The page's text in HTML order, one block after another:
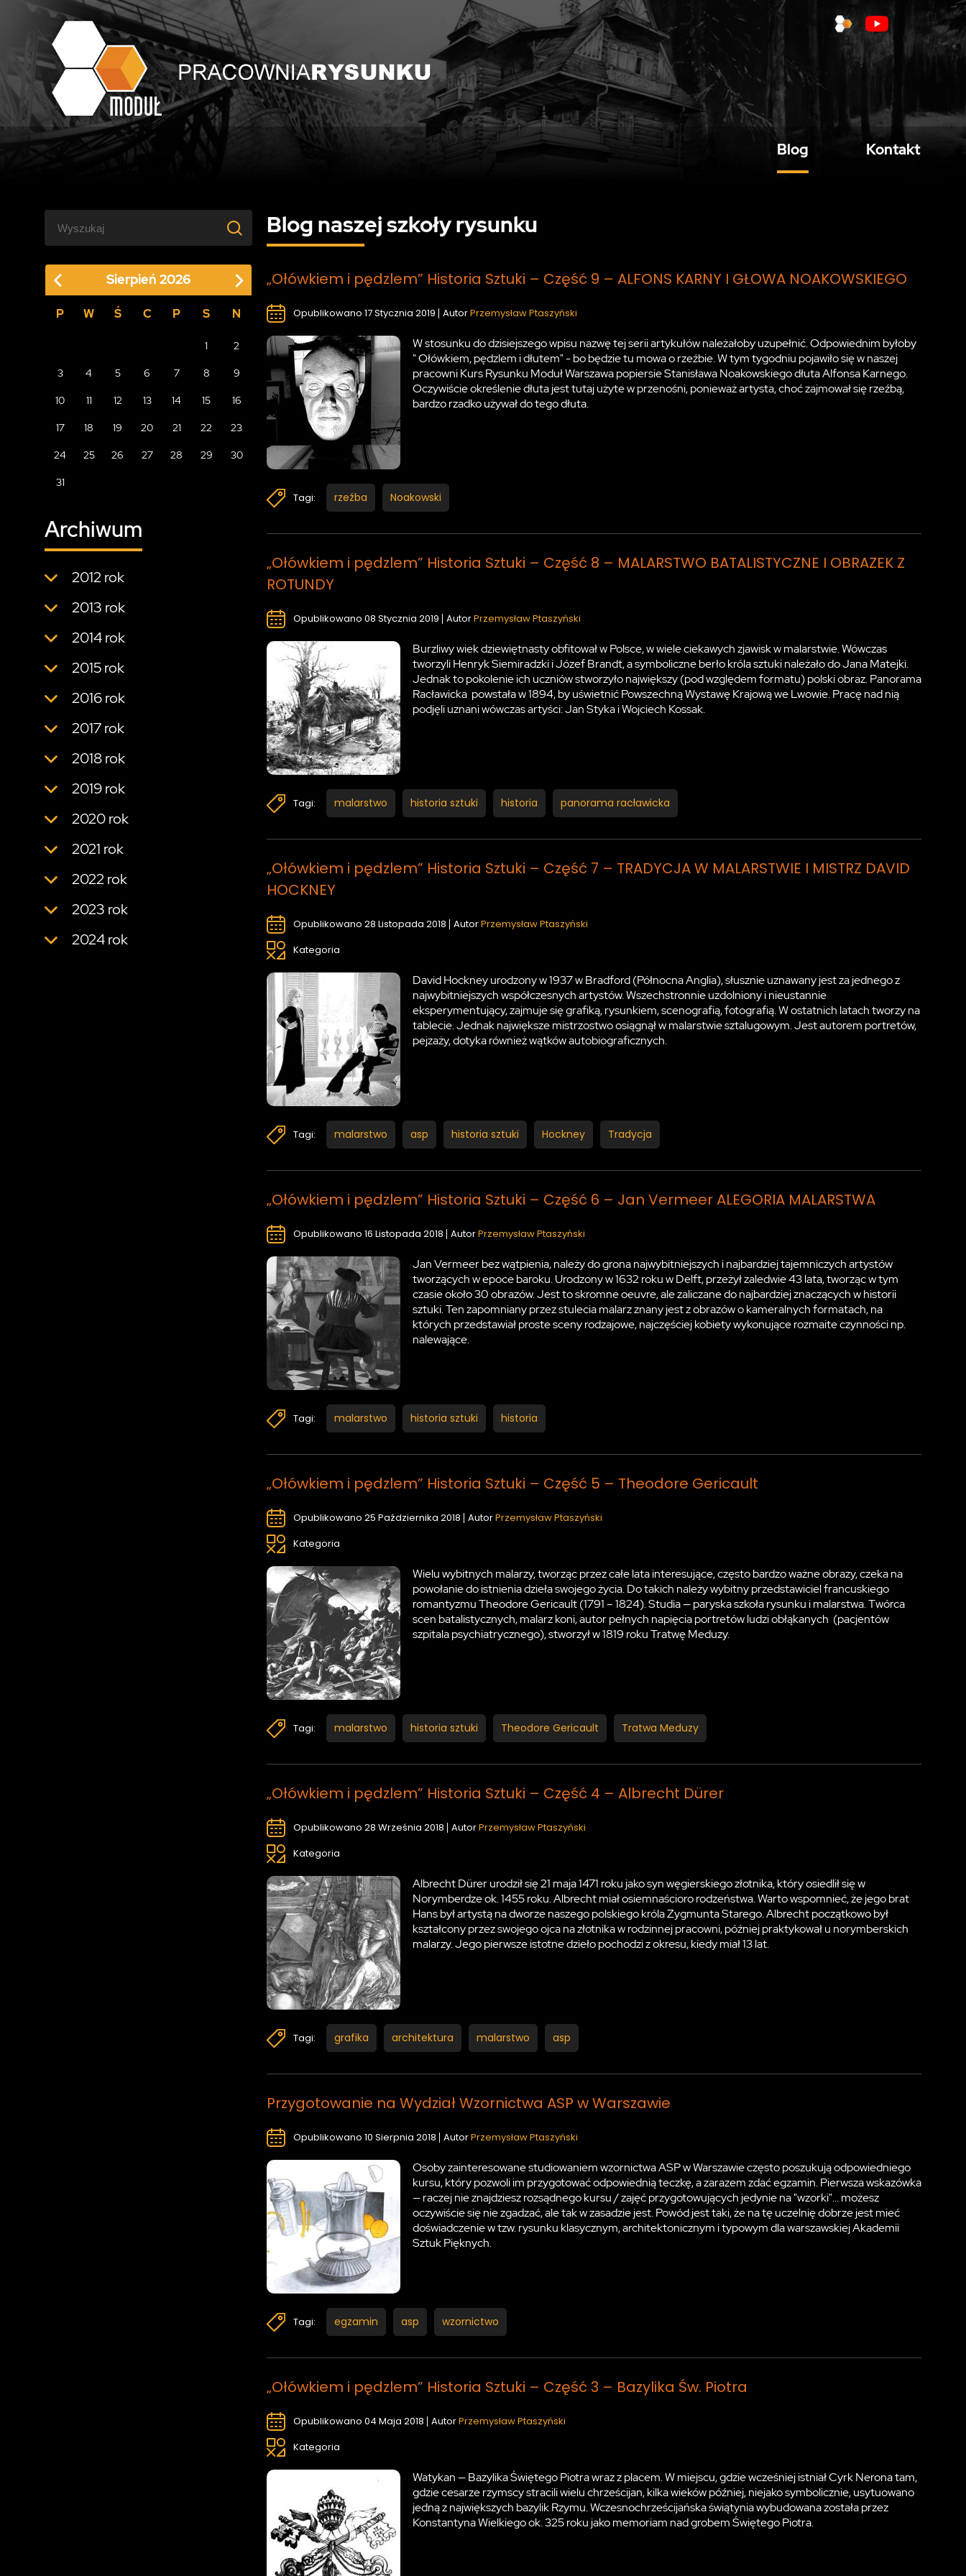
Blog Kontakt
Blog naszej szkoły rysunku
„Ołówkiem i pędzlem” Historia Sztuki – Część 9 – ALFONS KARNY I GŁOWA NOAKOWSKIEGO
Opublikowano 17 Stycznia 2019 AutorPrzemysław Ptaszyński
W stosunku do dzisiejszego wpisu nazwę tej serii artykułów należałoby uzupełnić. Odpowiednim byłoby
" Ołówkiem, pędzlem i dłutem" - bo będzie tu mowa o rzeźbie. W tym tygodniu pojawiło się w naszej
pracowni Kurs Rysunku Moduł Warszawa popiersie Stanisława Noakowskiego dłuta Alfonsa Karnego.
Oczywiście określenie dłuta jest tutaj użyte w przenośni, ponieważ artysta, choć zajmował się rzeźbą,
bardzo rzadko używał do tego dłuta.
Tagi: rzeźba Noakowski
„Ołówkiem i pędzlem” Historia Sztuki – Część 8 – MALARSTWO BATALISTYCZNE I OBRAZEK Z
ROTUNDY
Opublikowano 08 Stycznia 2019 AutorPrzemysław Ptaszyński
Burzliwy wiek dziewiętnasty obfitował w Polsce, w wiele ciekawych zjawisk w malarstwie. Wówczas
tworzyli Henryk Siemiradzki i Józef Brandt, a symboliczne berło króla sztuki należało do Jana Matejki.
Jednak to pokolenie ich uczniów stworzyło największy (pod względem formatu) polski obraz. Panorama
Racławicka powstała w 1894, by uświetnić Powszechną Wystawę Krajową we Lwowie. Pracę nad nią
podjęli uznani wówczas artyści: Jan Styka i Wojciech Kossak.
Tagi: malarstwo historia sztuki historia panorama racławicka
„Ołówkiem i pędzlem” Historia Sztuki – Część 7 – TRADYCJA W MALARSTWIE I MISTRZ DAVID
HOCKNEY
Opublikowano 28 Listopada 2018 AutorPrzemysław Ptaszyński
Kategoria
David Hockney urodzony w 1937 w Bradford (Północna Anglia), słusznie uznawany jest za jednego z
najwybitniejszych współczesnych artystów. Wszechstronnie uzdolniony i nieustannie
eksperymentujący, zajmuje się grafiką, rysunkiem, scenografią, fotografią. W ostatnich latach tworzy na
tablecie. Jednak największe mistrzostwo osiągnął w malarstwie sztalugowym. Jest autorem portretów,
pejzaży, dotyka również wątków autobiograficznych.
Tagi: malarstwo asp historia sztuki Hockney Tradycja
„Ołówkiem i pędzlem” Historia Sztuki – Część 6 – Jan Vermeer ALEGORIA MALARSTWA
Opublikowano 16 Listopada 2018 AutorPrzemysław Ptaszyński
Jan Vermeer bez wątpienia, należy do grona najwybitniejszych i najbardziej tajemniczych artystów
tworzących w epoce baroku. Urodzony w 1632 roku w Delft, przeżył zaledwie 43 lata, tworząc w tym
czasie około 30 obrazów. Jest to skromne oeuvre, ale zaliczane do najbardziej znaczących w historii
sztuki. Ten zapomniany przez stulecia malarz znany jest z obrazów o kameralnych formatach, na
których przedstawiał proste sceny rodzajowe, najczęściej kobiety wykonujące rozmaite czynności np.
nalewające.
Tagi: malarstwo historia sztuki historia
„Ołówkiem i pędzlem” Historia Sztuki – Część 5 – Theodore Gericault
Opublikowano 25 Października 2018 AutorPrzemysław Ptaszyński
Kategoria
Wielu wybitnych malarzy, tworząc przez całe lata interesujące, często bardzo ważne obrazy, czeka na
powołanie do istnienia dzieła swojego życia. Do takich należy wybitny przedstawiciel francuskiego
romantyzmu Theodore Gericault (1791 – 1824). Studia — paryska szkoła rysunku i malarstwa. Twórca
scen batalistycznych, malarz koni, autor pełnych napięcia portretów ludzi obłąkanych (pacjentów
szpitala psychiatrycznego), stworzył w 1819 roku Tratwę Meduzy.
Tagi: malarstwo historia sztuki Theodore Gericault Tratwa Meduzy
„Ołówkiem i pędzlem” Historia Sztuki – Część 4 – Albrecht Dürer
Opublikowano 28 Września 2018 AutorPrzemysław Ptaszyński
Kategoria
Albrecht Dürer urodził się 21 maja 1471 roku jako syn węgierskiego złotnika, który osiedlił się w
Norymberdze ok. 1455 roku. Albrecht miał osiemnaścioro rodzeństwa. Warto wspomnieć, że jego brat
Hans był artystą na dworze naszego polskiego króla Zygmunta Starego. Albrecht początkowo był
kształcony przez swojego ojca na złotnika w rodzinnej pracowni, później praktykował u norymberskich
malarzy. Jego pierwsze istotne dzieło pochodzi z okresu, kiedy miał 13 lat.
Tagi: grafika architektura malarstwo asp
Przygotowanie na Wydział Wzornictwa ASP w Warszawie
Opublikowano 10 Sierpnia 2018 AutorPrzemysław Ptaszyński
Osoby zainteresowane studiowaniem wzornictwa ASP w Warszawie często poszukują odpowiedniego
kursu, który pozwoli im przygotować odpowiednią teczkę, a zarazem zdać egzamin. Pierwsza wskazówka
— raczej nie znajdziesz rozsądnego kursu / zajęć przygotowujących jedynie na "wzorki"... możesz
oczywiście się nie zgadzać, ale tak w zasadzie jest. Powód jest taki, że na tę uczelnię dobrze jest mieć
doświadczenie w tzw. rysunku klasycznym, architektonicznym i typowym dla warszawskiej Akademii
Sztuk Pięknych.
Tagi: egzamin asp wzornictwo
„Ołówkiem i pędzlem” Historia Sztuki – Część 3 – Bazylika Św. Piotra
Opublikowano 04 Maja 2018 AutorPrzemysław Ptaszyński
Kategoria
Watykan — Bazylika Świętego Piotra wraz z placem. W miejscu, gdzie wcześniej istniał Cyrk Nerona tam,
gdzie cesarze rzymscy stracili wielu chrześcijan, kilka wieków później, niejako symbolicznie, usytuowano
jedną z największych bazylik Rzymu. Wczesnochrześcijańska świątynia wybudowana została przez
Konstantyna Wielkiego ok. 325 roku jako memoriam nad grobem Świętego Piotra.
Sierpień 2026
P W Ś C P S N
1 2
3 4 5 6 7 8 9
10 11 12 13 14 15 16
17 18 19 20 21 22 23
24 25 26 27 28 29 30
31
Archiwum
2012 rok
2013 rok
2014 rok
2015 rok
2016 rok
2017 rok
2018 rok
2019 rok
2020 rok
2021 rok
2022 rok
2023 rok
2024 rok